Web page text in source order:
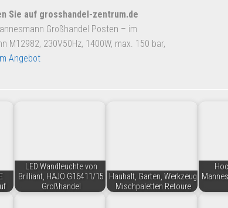
Sie auf grosshandel-zentrum.de
Großhandel Posten – im
M12982, 230V50Hz, 1400W, max. 150 bar,
Angebot
LED Wandleuchte von
Brilliant, HAJO G16411/15
Großhandel
Hauhalt, Garten, Werkzeug
Mischpaletten Retoure